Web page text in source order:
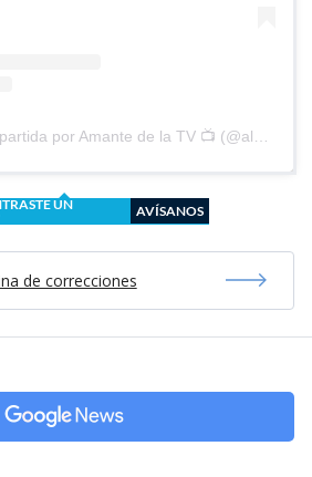
UN
AVÍSANOS
de correcciones